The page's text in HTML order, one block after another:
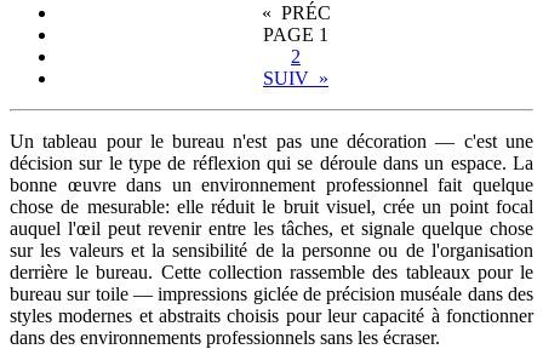
« PRÉC
PAGE 1
2
SUIV »
Un tableau pour le bureau n'est pas une décoration — c'est une
décision sur le type de réflexion qui se déroule dans un espace. La
bonne œuvre dans un environnement professionnel fait quelque
chose de mesurable: elle réduit le bruit visuel, crée un point focal
auquel l'œil peut revenir entre les tâches, et signale quelque chose
sur les valeurs et la sensibilité de la personne ou de l'organisation
derrière le bureau. Cette collection rassemble des tableaux pour le
bureau sur toile — impressions giclée de précision muséale dans des
styles modernes et abstraits choisis pour leur capacité à fonctionner
dans des environnements professionnels sans les écraser.